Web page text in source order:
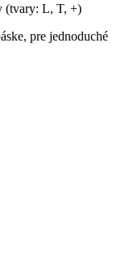
(tvary: L, T, +)
pre jednoduché